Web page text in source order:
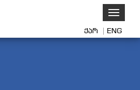
Toggle
ქარ ENG